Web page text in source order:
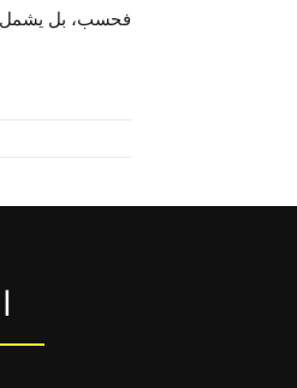
فحسب، بل يشمل